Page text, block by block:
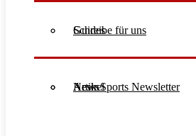
Schreibe für uns
Aesir Sports Newsletter
Guides
Artikel
News